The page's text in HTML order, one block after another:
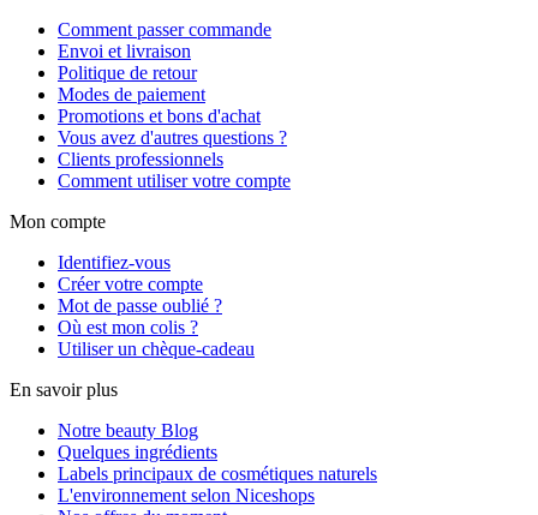
Comment passer commande
Envoi et livraison
Politique de retour
Modes de paiement
Promotions et bons d'achat
Vous avez d'autres questions ?
Clients professionnels
Comment utiliser votre compte
Mon compte
Identifiez-vous
Créer votre compte
Mot de passe oublié ?
Où est mon colis ?
Utiliser un chèque-cadeau
En savoir plus
Notre beauty Blog
Quelques ingrédients
Labels principaux de cosmétiques naturels
L'environnement selon Niceshops